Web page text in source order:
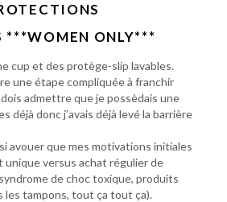
***WOMEN ONLY***
cup et des protège-slip lavables.
une étape compliquée à franchir
admettre que je possèdais une
déjà donc j’avais déjà levé la barrière
avouer que mes motivations initiales
versus achat régulier de
de choc toxique, produits
les tampons, tout ça tout ça).